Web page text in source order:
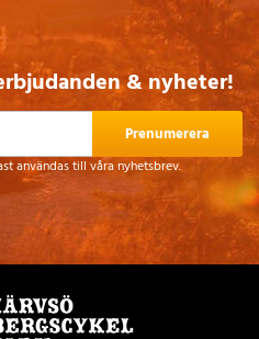
& nyheter!
Prenumerera
användas till våra nyhetsbrev.